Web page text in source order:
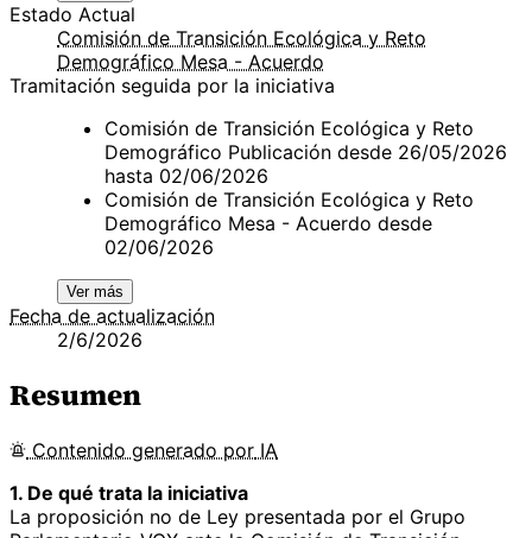
Estado Actual
Comisión de Transición Ecológica y Reto
Demográfico Mesa - Acuerdo
Tramitación seguida por la iniciativa
Comisión de Transición Ecológica y Reto
Demográfico Publicación desde 26/05/2026
hasta 02/06/2026
Comisión de Transición Ecológica y Reto
Demográfico Mesa - Acuerdo desde
02/06/2026
Ver más
Fecha de actualización
2/6/2026
Resumen
Contenido generado por IA
1. De qué trata la iniciativa
La proposición no de Ley presentada por el Grupo